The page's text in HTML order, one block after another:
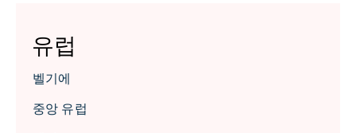
유럽
벨기에
중앙 유럽